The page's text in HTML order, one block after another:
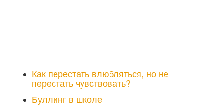
Как перестать влюбляться, но не
перестать чувствовать?
Буллинг в школе